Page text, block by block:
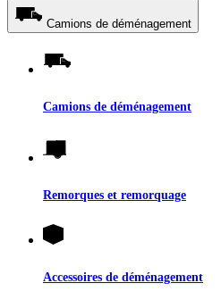
Camions de déménagement
Camions de déménagement
Remorques et remorquage
Accessoires de déménagement